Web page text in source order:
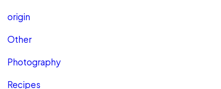
origin
Other
Photography
Recipes